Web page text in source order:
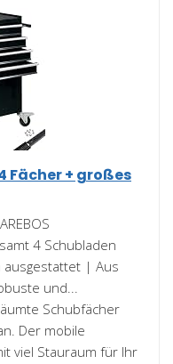
Fächer + großes
4 Schubladen
ausgestattet | Aus
und...
Schubfächer
Der mobile
viel Stauraum für Ihr